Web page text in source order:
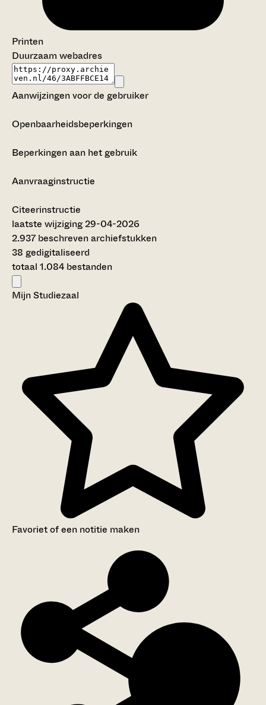
Printen
Duurzaam webadres
Aanwijzingen voor de gebruiker
Openbaarheidsbeperkingen
Beperkingen aan het gebruik
Aanvraaginstructie
Citeerinstructie
laatste wijziging 29-04-2026
2.937 beschreven archiefstukken
38 gedigitaliseerd
totaal 1.084 bestanden
Mijn Studiezaal
Favoriet of een notitie maken